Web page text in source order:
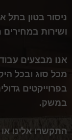
ניסור בטון בתל
ושירות במחירים
אנו מבצעים
מכל סוג ובכל
בפרוייקטים
במשק.